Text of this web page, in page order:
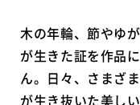
木の年輪、節やゆ
が生きた証を作品
ん。日々、さまざ
が生き抜いた美し